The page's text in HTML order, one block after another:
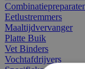
Eetlustremmers
Maaltijdvervanger
Platte Buik
Vet Binders
Vochtafdrijvers